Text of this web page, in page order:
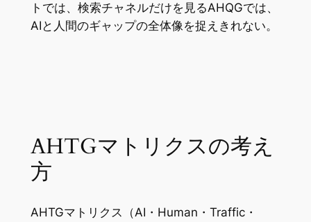
トでは、検索チャネルだけを見るAHQGでは、
AIと人間のギャップの全体像を捉えきれない。
AHTGマトリクスの考え
方
AHTGマトリクス（AI・Human・Traffic・